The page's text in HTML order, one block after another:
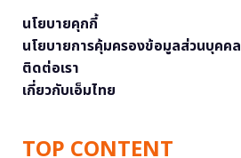
นโยบายคุกกี้
นโยบายการคุ้มครองข้อมูลส่วนบุคคล
ติดต่อเรา
เกี่ยวกับเอ็มไทย
TOP CONTENT